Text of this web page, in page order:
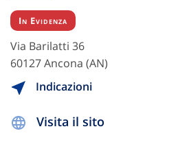
In Evidenza
Via Barilatti 36
60127 Ancona (AN)
Indicazioni
Visita il sito